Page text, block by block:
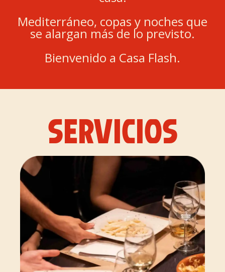
Mediterráneo, copas y noches que
se alargan más de lo previsto.
Bienvenido a Casa Flash.
SERVICIOS